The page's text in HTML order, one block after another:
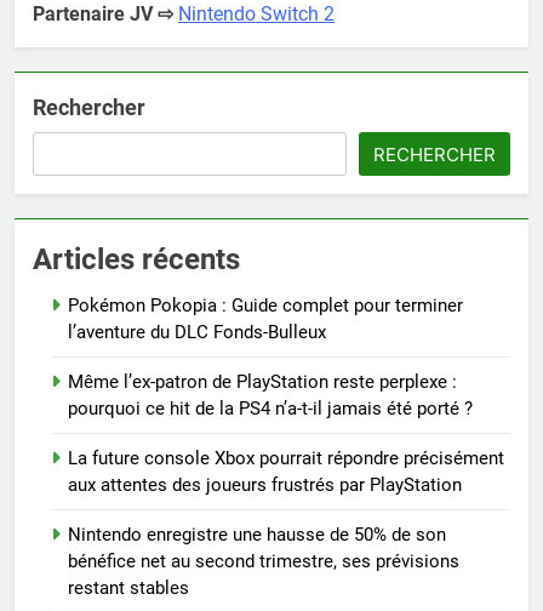
Partenaire JV ⇨ Nintendo Switch 2
Rechercher
RECHERCHER
Articles récents
Pokémon Pokopia : Guide complet pour terminer
l’aventure du DLC Fonds-Bulleux
Même l’ex-patron de PlayStation reste perplexe :
pourquoi ce hit de la PS4 n’a-t-il jamais été porté ?
La future console Xbox pourrait répondre précisément
aux attentes des joueurs frustrés par PlayStation
Nintendo enregistre une hausse de 50% de son
bénéfice net au second trimestre, ses prévisions
restant stables